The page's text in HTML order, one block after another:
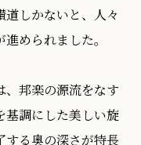
しかないと、人々
められました。
、邦楽の源流をなす
基調にした美しい旋
する奥の深さが特長